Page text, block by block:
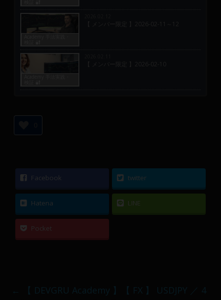
【 メンバー限定 】2026-02-11～12
【 メンバー限定 】2026-02-10
Facebook twitter
Hatena LINE
Pocket
←
【 DEVGRU Academy 】【 FX 】 USDJPY ／ 4